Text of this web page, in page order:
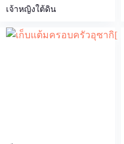
เจ้าหญิงใต้ดิน